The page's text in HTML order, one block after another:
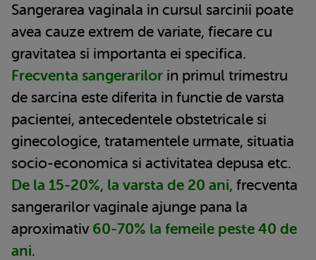
Sangerarea vaginala in cursul sarcinii poate
avea cauze extrem de variate, fiecare cu
gravitatea si importanta ei specifica.
Frecventa sangerarilor in primul trimestru
de sarcina este diferita in functie de varsta
pacientei, antecedentele obstetricale si
ginecologice, tratamentele urmate, situatia
socio-economica si activitatea depusa etc.
De la 15-20%, la varsta de 20 ani, frecventa
sangerarilor vaginale ajunge pana la
aproximativ 60-70% la femeile peste 40 de
ani.